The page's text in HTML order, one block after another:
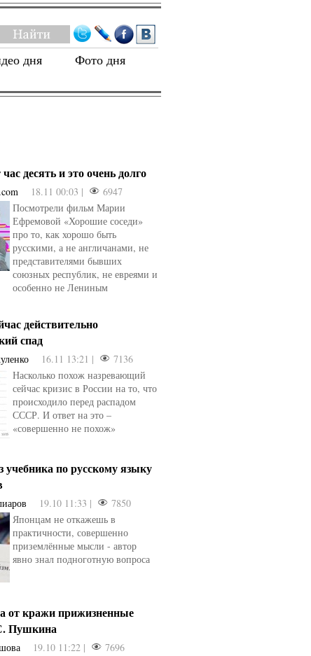
дня Фото дня
десять и это очень долго
18.11 00:03 |
6947
Посмотрели фильм Марии
Ефремовой «Хорошие соседи»
про то, как хорошо быть
русскими, а не англичанами, не
представителями бывших
союзных республик, не евреями и
особенно не Лениным
действительно
спад
16.11 13:21 |
7136
Насколько похож назревающий
сейчас кризис в России на то, что
происходило перед распадом
СССР. И ответ на это –
«совершенно не похож»
учебника по русскому языку
19.10 11:33 |
7850
Японцам не откажешь в
практичности, совершенно
приземлённые мысли - автор
явно знал подноготную вопроса
от кражи прижизненные
Пушкина
19.10 11:22 |
7696